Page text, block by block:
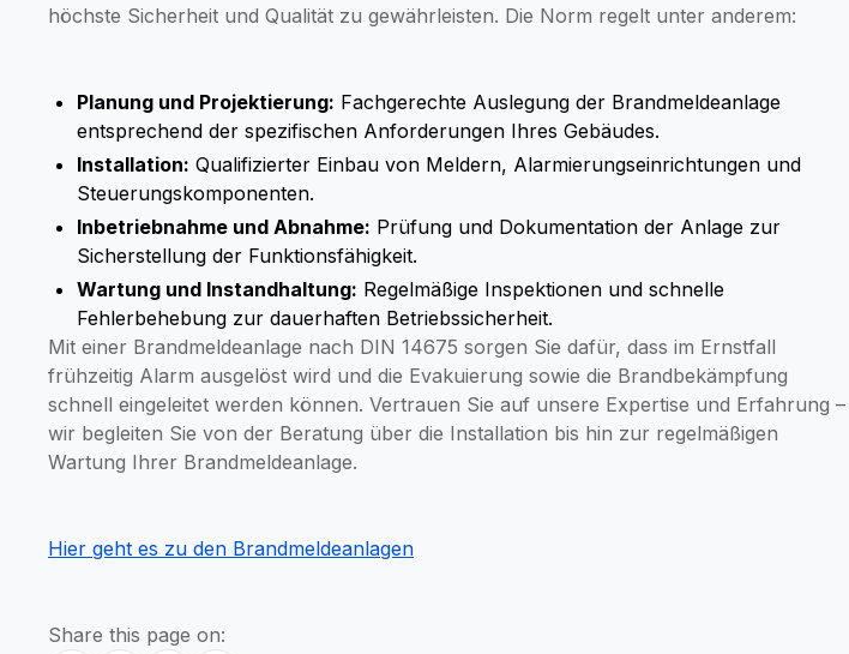
höchste Sicherheit und Qualität zu gewährleisten. Die Norm regelt unter anderem:
Planung und Projektierung: Fachgerechte Auslegung der Brandmeldeanlage
entsprechend der spezifischen Anforderungen Ihres Gebäudes.
Installation: Qualifizierter Einbau von Meldern, Alarmierungseinrichtungen und
Steuerungskomponenten.
Inbetriebnahme und Abnahme: Prüfung und Dokumentation der Anlage zur
Sicherstellung der Funktionsfähigkeit.
Wartung und Instandhaltung: Regelmäßige Inspektionen und schnelle
Fehlerbehebung zur dauerhaften Betriebssicherheit.
Mit einer Brandmeldeanlage nach DIN 14675 sorgen Sie dafür, dass im Ernstfall
frühzeitig Alarm ausgelöst wird und die Evakuierung sowie die Brandbekämpfung
schnell eingeleitet werden können. Vertrauen Sie auf unsere Expertise und Erfahrung –
wir begleiten Sie von der Beratung über die Installation bis hin zur regelmäßigen
Wartung Ihrer Brandmeldeanlage.
Hier geht es zu den Brandmeldeanlagen
Share this page on: